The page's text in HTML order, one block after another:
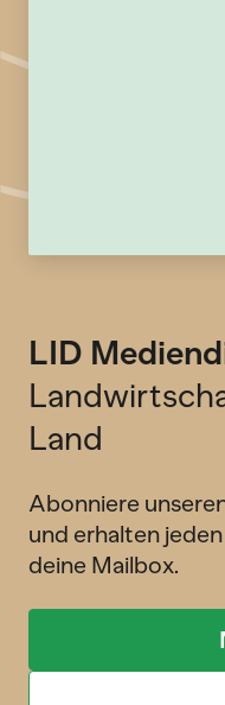
LID
Land
Abonniere
und erhalten
deine Mailbox.